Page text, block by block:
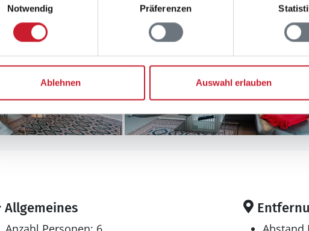
Notwendig
Präferenzen
Ablehnen Auswahl erlauben
Allgemeines